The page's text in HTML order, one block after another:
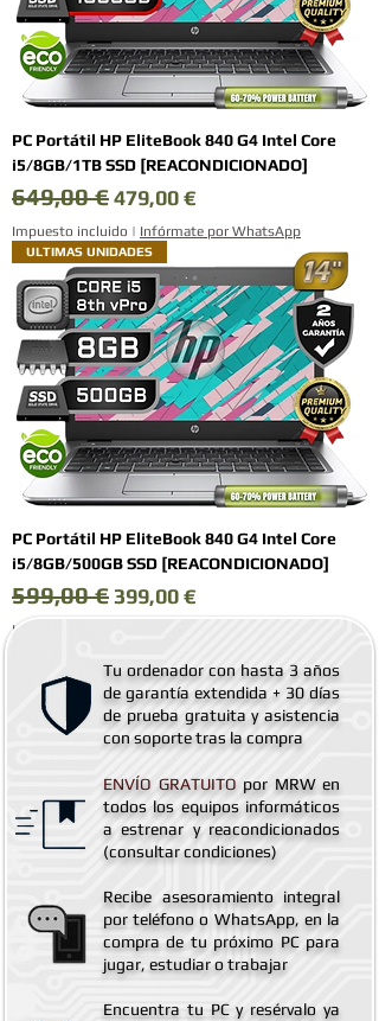
PC Portátil HP EliteBook 840 G4 Intel Core
i5/8GB/1TB SSD [REACONDICIONADO]
Precio
649,00 €Precio de oferta
479,00 €
Impuesto incluido | Infórmate por WhatsApp
ULTIMAS UNIDADES
PC Portátil HP EliteBook 840 G4 Intel Core
i5/8GB/500GB SSD [REACONDICIONADO]
Precio
599,00 € Precio de oferta
399,00 €
Impuesto incluido
Tu ordenador con hasta 3 años
de garantía extendida + 30 días
de prueba gratuita y asistencia
con soporte tras la compra
ENVÍO GRATUITOpor MRW en
todos los equipos informáticos
a estrenar y reacondicionados
(consultar condiciones)
Recibe asesoramiento integral
por teléfono o WhatsApp, en la
compra de tu próximo PC para
jugar, estudiar o trabajar
Encuentra tu PC y resérvalo ya